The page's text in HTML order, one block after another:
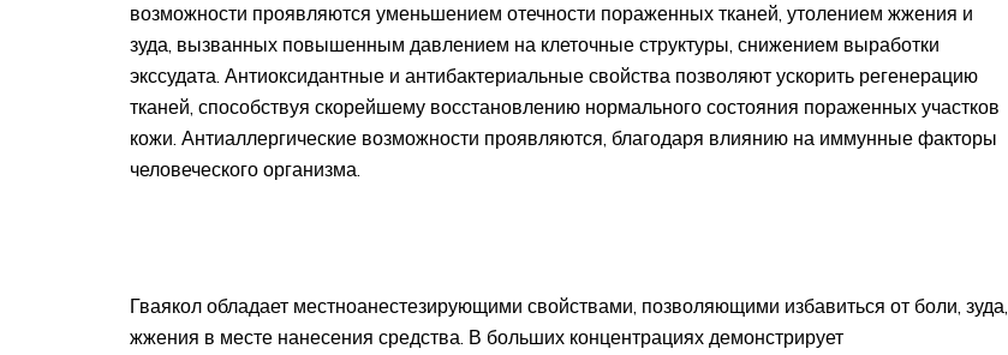
возможности проявляются уменьшением отечности пораженных тканей, утолением жжения и
зуда, вызванных повышенным давлением на клеточные структуры, снижением выработки
экссудата. Антиоксидантные и антибактериальные свойства позволяют ускорить регенерацию
тканей, способствуя скорейшему восстановлению нормального состояния пораженных участков
кожи. Антиаллергические возможности проявляются, благодаря влиянию на иммунные факторы
человеческого организма.
Гваякол обладает местноанестезирующими свойствами, позволяющими избавиться от боли, зуда,
жжения в месте нанесения средства. В больших концентрациях демонстрирует